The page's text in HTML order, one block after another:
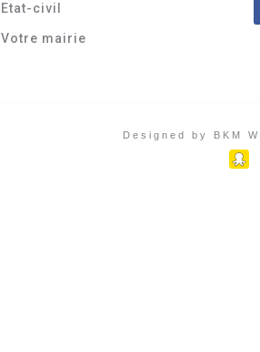
Etat-civil
Votre mairie
Designed by BKM